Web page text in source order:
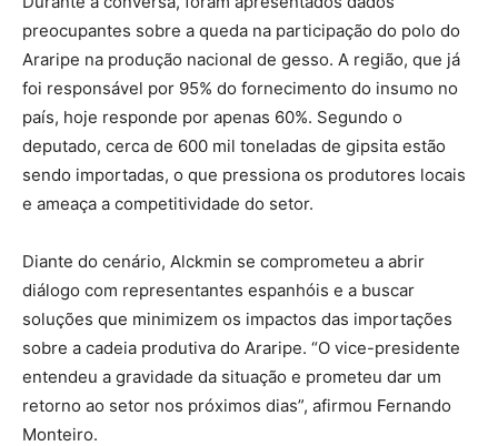
preocupantes sobre a queda na participação do polo do
Araripe na produção nacional de gesso. A região, que já
foi responsável por 95% do fornecimento do insumo no
país, hoje responde por apenas 60%. Segundo o
deputado, cerca de 600 mil toneladas de gipsita estão
sendo importadas, o que pressiona os produtores locais
e ameaça a competitividade do setor.
Diante do cenário, Alckmin se comprometeu a abrir
diálogo com representantes espanhóis e a buscar
soluções que minimizem os impactos das importações
sobre a cadeia produtiva do Araripe. “O vice-presidente
entendeu a gravidade da situação e prometeu dar um
retorno ao setor nos próximos dias”, afirmou Fernando
Monteiro.